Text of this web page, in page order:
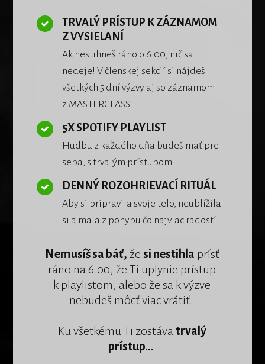
TRVALÝ PRÍSTUP K ZÁZNAMOM
Z VYSIELANÍ
Ak nestihneš ráno o 6:00, nič sa
nedeje! V členskej sekcií si nájdeš
všetkých 5 dní výzvy aj so záznamom
z MASTERCLASS
5X SPOTIFY PLAYLIST
Hudbu z každého dňa budeš mať pre
seba, s trvalým prístupom
DENNÝ ROZOHRIEVACÍ RITUÁL
Aby si pripravila svoje telo, neublížila
si a mala z pohybu čo najviac radostí
Nemusíš sa báť, že si nestihla prísť
ráno na 6.00, že Ti uplynie prístup
k playlistom, alebo že sa k výzve
nebudeš môcť viac vrátiť.
Ku všetkému Ti zostáva trvalý
prístup...